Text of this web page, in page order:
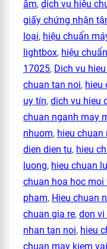
ẩm, dịch vụ hiệu
giấy chứng nhận
loại, hiệu chuẩn
lightbox, hiệu
17025, Dich vu
chuan tan noi, hieu
uy tín, dich vu hieu
chuan nganh may
nhuom, hieu chuan
dien dien tu, hieu
luong, hieu chuan
chuan hoa hoc moi
pham, Hieu chuan
chuan gia re, don vi
nhan tan noi, hieu
chuan may kiem vai